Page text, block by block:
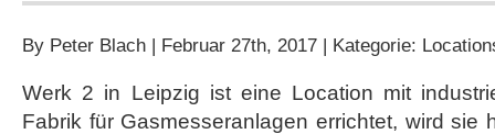
By Peter Blach | Februar 27th, 2017 | Kategorie:
Werk 2 in Leipzig ist eine Location mit
Fabrik für Gasmesseranlagen errichtet, wird sie